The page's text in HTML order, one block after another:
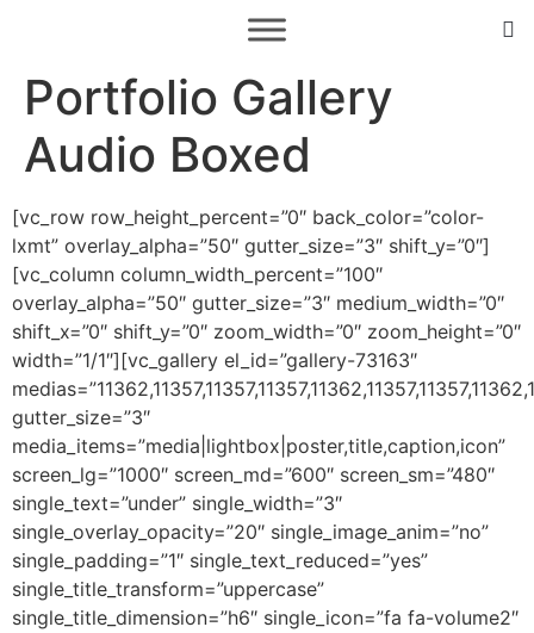
Portfolio Gallery
Audio Boxed
[vc_row row_height_percent=”0″ back_color=”color-
lxmt” overlay_alpha=”50″ gutter_size=”3″ shift_y=”0″]
[vc_column column_width_percent=”100″
overlay_alpha=”50″ gutter_size=”3″ medium_width=”0″
shift_x=”0″ shift_y=”0″ zoom_width=”0″ zoom_height=”0″
width=”1/1″][vc_gallery el_id=”gallery-73163″
gutter_size=”3″
media_items=”media|lightbox|poster,title,caption,icon”
screen_lg=”1000″ screen_md=”600″ screen_sm=”480″
single_text=”under” single_width=”3″
single_overlay_opacity=”20″ single_image_anim=”no”
single_padding=”1″ single_text_reduced=”yes”
single_title_transform=”uppercase”
single_title_dimension=”h6″ single_icon=”fa fa-volume2″